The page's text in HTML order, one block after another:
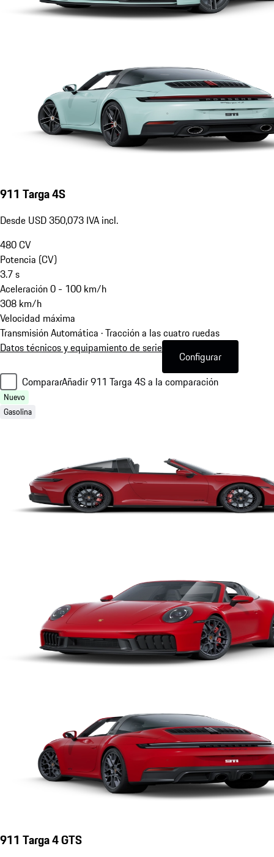
911 Targa 4S
Desde USD 350,073 IVA incl.
480CV
Potencia (CV)
3.7s
Aceleración 0 - 100 km/h
308 km/h
Velocidad máxima
Transmisión Automática · Tracción a las cuatro ruedas
Datos técnicos y equipamiento de serie
Configurar
CompararAñadir 911 Targa 4S a la comparación
Nuevo
Gasolina
911 Targa 4 GTS